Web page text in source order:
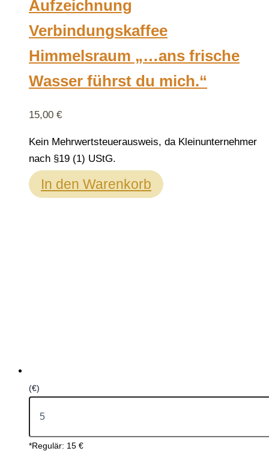
Aufzeichnung
Verbindungskaffee
Himmelsraum „…ans frische
Wasser führst du mich.“
15,00 €
Kein Mehrwertsteuerausweis, da Kleinunternehmer
nach §19 (1) UStG.
In den Warenkorb
(€)
*Regulär: 15 €